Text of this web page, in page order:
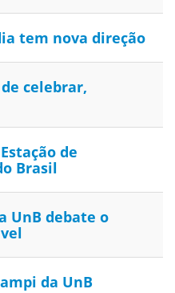
tem nova direção
celebrar,
de
Brasil
UnB debate o
da UnB